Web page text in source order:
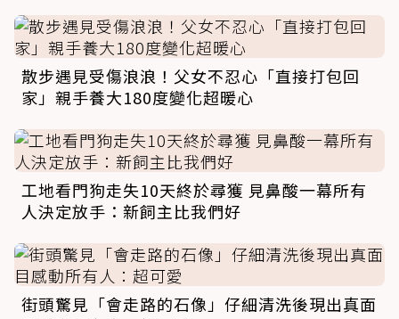
散步遇見受傷浪浪！父女不忍心「直接打包回
家」親手養大180度變化超暖心
工地看門狗走失10天終於尋獲 見鼻酸一幕所有
人決定放手：新飼主比我們好
街頭驚見「會走路的石像」仔細清洗後現出真面